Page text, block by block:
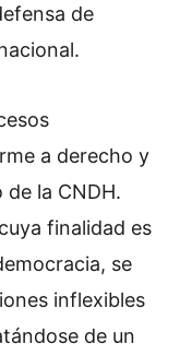
de
a derecho y
la CNDH.
finalidad es
se
inflexibles
de un